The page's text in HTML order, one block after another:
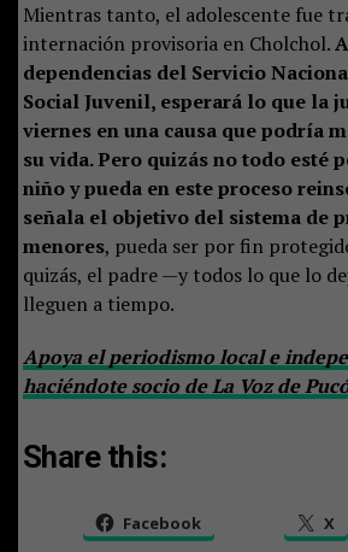
Mientras tanto, el adolescente fue
internación provisoria en Cholchol.
dependencias del Servicio
Social Juvenil, esperará lo que la
viernes en una causa que podría
su vida. Pero quizás no todo esté
niño y pueda en este proceso
señala el objetivo del sistema de
menores, pueda ser por fin
quizás, el padre —y todos lo que lo
lleguen a tiempo.
Apoya el periodismo local e
haciéndote socio de La Voz de
Share this:
Facebook X